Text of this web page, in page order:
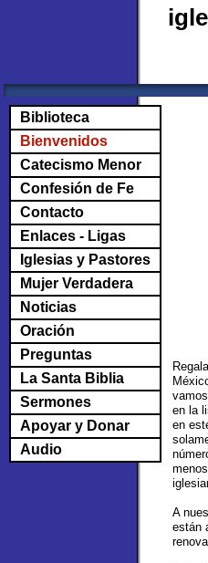
Biblioteca
Bienvenidos
Catecismo Menor
Confesión de Fe
Contacto
Enlaces - Ligas
Iglesias y Pastores
Mujer Verdadera
Noticias
Oración
Preguntas
La Santa Biblia
Sermones
Apoyar y Donar
Audio
en la
en
A
están